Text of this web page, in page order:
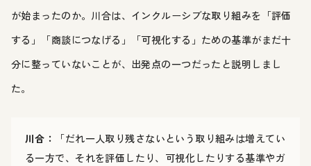
が始まったのか。川合は、インクルーシブな取り組みを「評価
する」「商談につなげる」「可視化する」ための基準がまだ十
分に整っていないことが、出発点の一つだったと説明しまし
た。
川合：
「だれ一人取り残さないという取り組みは増えてい
る一方で、それを評価したり、可視化したりする基準やガ